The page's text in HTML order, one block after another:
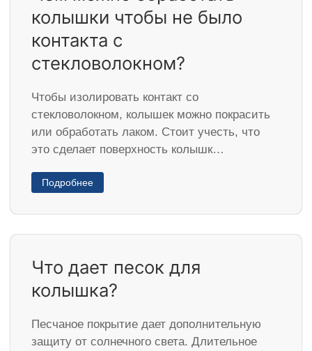
колышки чтобы не было
контакта с
стекловолокном?
Чтобы изолировать контакт со
стекловолокном, колышек можно покрасить
или обработать лаком. Стоит учесть, что
это сделает поверхность колышк…
Подробнее
Что дает песок для
колышка?
Песчаное покрытие дает дополнительную
защиту от солнечного света. Длительное